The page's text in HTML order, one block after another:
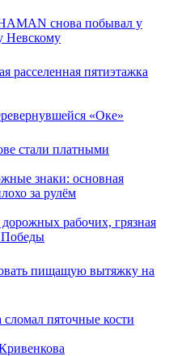
снова побывал у
Невскому
расселенная пятиэтажка
«Оке»
стали платными
знаки: основная
за рулём
рабочих, грязная
Победы
пищащую вытяжку на
пяточные кости